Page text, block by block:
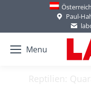
Österreich
Paul-
Menu
Reptilien: